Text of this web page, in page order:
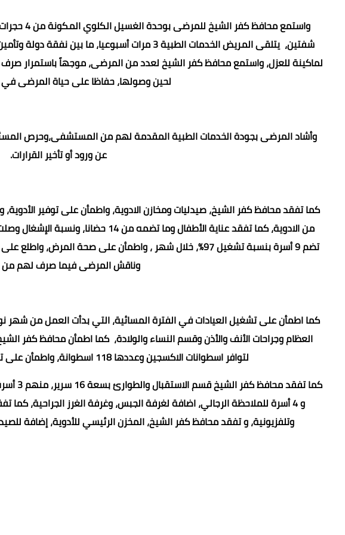
شفتين، يتلقى المريض الخدمات الطبية 3 مرات
لماكينة للعزل، واستمع محافظ كفر الشيخ لعدد من المرضى، موجهاً باستمرار
لحين وصولها، حفاظا على حياة المرضى في
وأشاد المرضى بجودة الخدمات الطبية المقدمة لهم من المستشفى،وحرص
عن ورود أو تأخير القرارات.
كما تفقد محافظ كفر الشيخ، صيدليات ومخازن الادوية، واطمأن على توفير
تضم 9 أسرة بنسبة تشغيل 97%، خلال شهر ، واطمأن على صحة
وناقش المرضى فيما صرف لهم من
كما اطمأن على تشغيل العيادات في الفترة المسائية، التي بدأت العمل من شهر
لتوافر اسطوانات الاكسجين وعددها 118 اسطوانة، واطمأن على توفير الكميات الكافية والاحتياطية.
و 4 أسرة للملاحظة الرجالي، اضافة لغرفة الجبس، وغرفة الغرز الجراحية،
وتلفزيونية، و تفقد محافظ كفر الشيخ، المخزن الرئيسي للأدوية، إضافة